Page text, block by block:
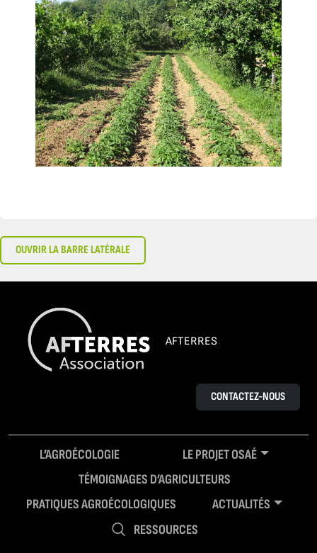
OUVRIR LA BARRE LATÉRALE
AFTERRES
CONTACTEZ-NOUS
L’AGROÉCOLOGIE
LE PROJET OSAÉ
TÉMOIGNAGES D’AGRICULTEURS
PRATIQUES AGROÉCOLOGIQUES
ACTUALITÉS
RESSOURCES